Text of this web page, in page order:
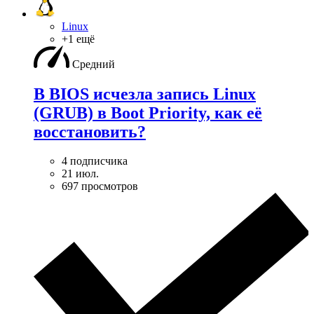
Linux
+1 ещё
Средний
В BIOS исчезла запись Linux
(GRUB) в Boot Priority, как её
восстановить?
4 подписчика
21 июл.
697 просмотров